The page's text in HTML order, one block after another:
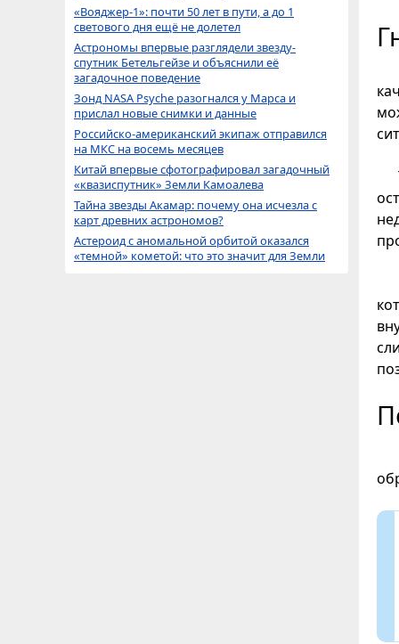
«Вояджер-1»: почти 50 лет в пути, а до 1
светового дня ещё не долетел
Астрономы впервые разглядели звезду-
спутник Бетельгейзе и объяснили её
загадочное поведение
Зонд NASA Psyche разогнался у Марса и
прислал новые снимки и данные
Российско-американский экипаж отправился
на МКС на восемь месяцев
Китай впервые сфотографировал загадочный
«квазиспутник» Земли Камоалева
Тайна звезды Акамар: почему она исчезла с
карт древних астрономов?
Астероид с аномальной орбитой оказался
«темной» кометой: что это значит для Земли